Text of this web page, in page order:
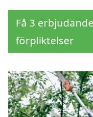
Få 3
förpliktelser